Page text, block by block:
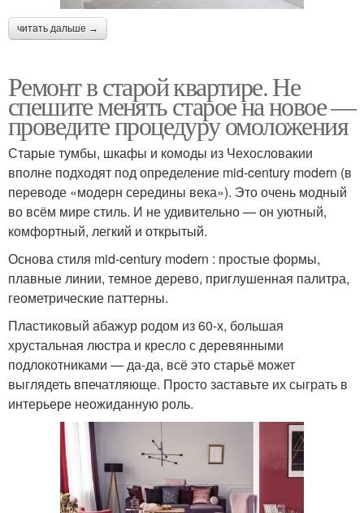
читать дальше →
Ремонт в старой квартире. Не
спешите менять старое на новое —
проведите процедуру омоложения
Старые тумбы, шкафы и комоды из Чехословакии
вполне подходят под определение mid-century modern (в
переводе «модерн середины века»). Это очень модный
во всём мире стиль. И не удивительно — он уютный,
комфортный, легкий и открытый.
Основа стиля mid-century modern : простые формы,
плавные линии, темное дерево, приглушенная палитра,
геометрические паттерны.
Пластиковый абажур родом из 60-х, большая
хрустальная люстра и кресло с деревянными
подлокотниками — да-да, всё это старьё может
выглядеть впечатляюще. Просто заставьте их сыграть в
интерьере неожиданную роль.